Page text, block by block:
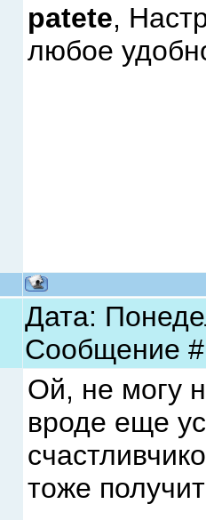
patete,
любое
Дата:
Сообщение
Ой, не могу
вроде еще
тоже